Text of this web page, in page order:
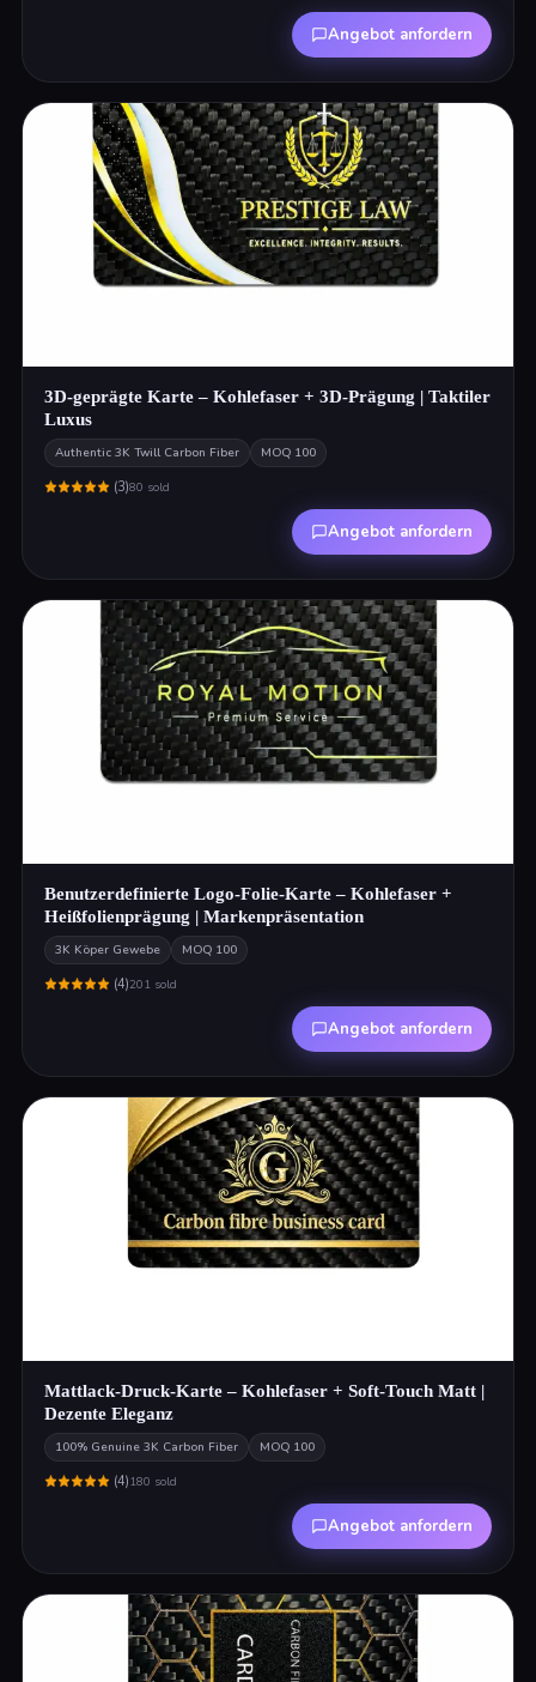
Angebot anfordern
3D-geprägte Karte – Kohlefaser + 3D-Prägung | Taktiler
Luxus
Authentic 3K Twill Carbon Fiber MOQ 100
(3)80 sold
Angebot anfordern
Benutzerdefinierte Logo-Folie-Karte – Kohlefaser +
Heißfolienprägung | Markenpräsentation
3K Köper Gewebe MOQ 100
(4)201sold
Angebot anfordern
Mattlack-Druck-Karte – Kohlefaser + Soft-Touch Matt |
Dezente Eleganz
100% Genuine 3K Carbon Fiber MOQ 100
(4)180 sold
Angebot anfordern